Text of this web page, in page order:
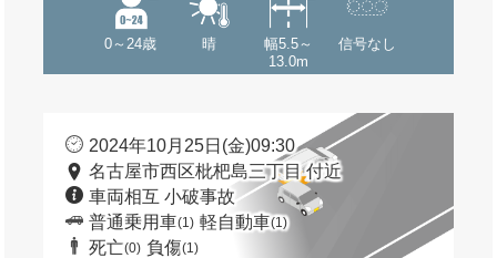
0～24歳 晴
幅5.5～
13.0m
信号なし
2024年10月25日(金)09:30
名古屋市西区枇杷島三丁目 付近
車両相互 小破事故
普通乗用車(1) 軽自動車(1)
死亡(0) 負傷(1)